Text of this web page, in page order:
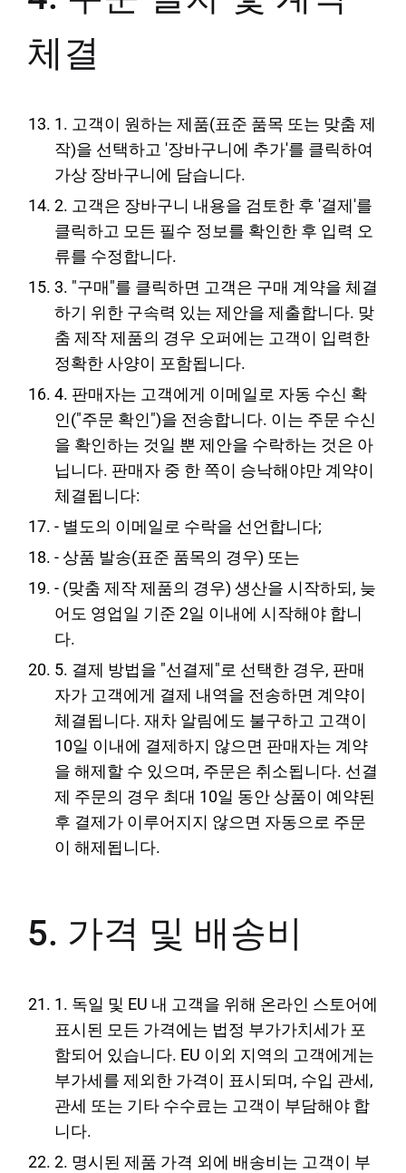
체결
1. 고객이 원하는 제품(표준 품목 또는 맞춤 제
작)을 선택하고 '장바구니에 추가'를 클릭하여
가상 장바구니에 담습니다.
2. 고객은 장바구니 내용을 검토한 후 '결제'를
클릭하고 모든 필수 정보를 확인한 후 입력 오
류를 수정합니다.
3. "구매"를 클릭하면 고객은 구매 계약을 체결
하기 위한 구속력 있는 제안을 제출합니다. 맞
춤 제작 제품의 경우 오퍼에는 고객이 입력한
정확한 사양이 포함됩니다.
4. 판매자는 고객에게 이메일로 자동 수신 확
인("주문 확인")을 전송합니다. 이는 주문 수신
을 확인하는 것일 뿐 제안을 수락하는 것은 아
닙니다. 판매자 중 한 쪽이 승낙해야만 계약이
체결됩니다:
- 별도의 이메일로 수락을 선언합니다;
- 상품 발송(표준 품목의 경우) 또는
- (맞춤 제작 제품의 경우) 생산을 시작하되, 늦
어도 영업일 기준 2일 이내에 시작해야 합니
다.
5. 결제 방법을 "선결제"로 선택한 경우, 판매
자가 고객에게 결제 내역을 전송하면 계약이
체결됩니다. 재차 알림에도 불구하고 고객이
10일 이내에 결제하지 않으면 판매자는 계약
을 해제할 수 있으며, 주문은 취소됩니다. 선결
제 주문의 경우 최대 10일 동안 상품이 예약된
후 결제가 이루어지지 않으면 자동으로 주문
이 해제됩니다.
5. 가격 및 배송비
1. 독일 및 EU 내 고객을 위해 온라인 스토어에
표시된 모든 가격에는 법정 부가가치세가 포
함되어 있습니다. EU 이외 지역의 고객에게는
부가세를 제외한 가격이 표시되며, 수입 관세,
관세 또는 기타 수수료는 고객이 부담해야 합
니다.
2. 명시된 제품 가격 외에 배송비는 고객이 부